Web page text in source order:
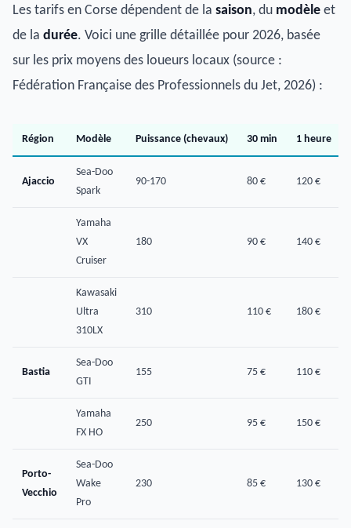
Les tarifs en Corse dépendent de la saison, du modèle et
de la durée. Voici une grille détaillée pour 2026, basée
sur les prix moyens des loueurs locaux (source :
Fédération Française des Professionnels du Jet, 2026) :
Région Modèle Puissance (chevaux) 30 min 1 heure
Ajaccio
Sea-Doo
Spark
90-170 80 € 120 €
Yamaha
VX
Cruiser
180 90 € 140 €
Kawasaki
Ultra
310LX
310 110 € 180 €
Bastia
Sea-Doo
GTI
155 75 € 110 €
Yamaha
FX HO
250 95 € 150 €
Porto-
Vecchio
Sea-Doo
Wake
Pro
230 85 € 130 €